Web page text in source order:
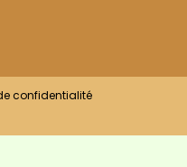
confidentialité